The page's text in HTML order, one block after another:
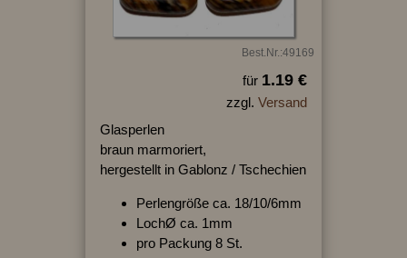
Best.Nr.:49169
für 1.19 €
zzgl. Versand
Glasperlen
braun marmoriert,
hergestellt in Gablonz / Tschechien
Perlengröße ca. 18/10/6mm
LochØ ca. 1mm
pro Packung 8 St.